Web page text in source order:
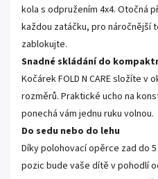
kola s odpružením 4x4. Otočná
každou zatáčku, pro náročnější
zablokujte.
Snadné skládání do
Kočárek FOLD N CARE složíte v
rozměrů. Praktické ucho na
ponechá vám jednu ruku volnou.
Do sedu nebo do lehu
Díky polohovací opěrce zad do
pozic bude vaše dítě v pohodlí